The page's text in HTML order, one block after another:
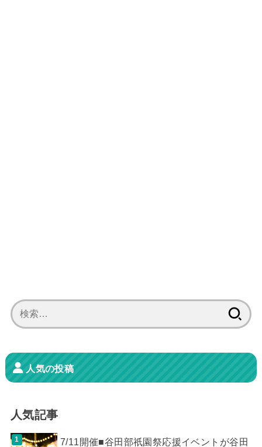
索:
人気の投稿
人気記事
7/11開催■谷田部祇園祭応援イベントが谷田